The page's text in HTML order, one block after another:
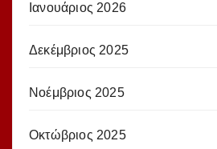
Ιανουάριος 2026
Δεκέμβριος 2025
Νοέμβριος 2025
Οκτώβριος 2025